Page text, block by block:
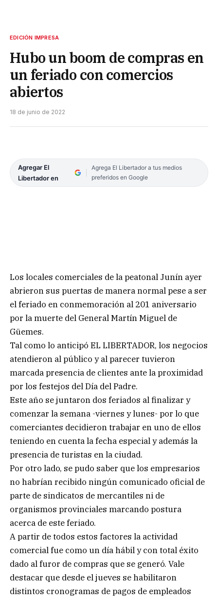
EDICIÓN IMPRESA
Hubo un boom de compras en
un feriado con comercios
abiertos
18 de junio de 2022
Agregar El
Libertador en
Agrega El Libertador a tus medios
preferidos en Google
Los locales comerciales de la peatonal Junín ayer
abrieron sus puertas de manera normal pese a ser
el feriado en conmemoración al 201 aniversario
por la muerte del General Martín Miguel de
Güemes.
Tal como lo anticipó EL LIBERTADOR, los negocios
atendieron al público y al parecer tuvieron
marcada presencia de clientes ante la proximidad
por los festejos del Día del Padre.
Este año se juntaron dos feriados al finalizar y
comenzar la semana -viernes y lunes- por lo que
comerciantes decidieron trabajar en uno de ellos
teniendo en cuenta la fecha especial y además la
presencia de turistas en la ciudad.
Por otro lado, se pudo saber que los empresarios
no habrían recibido ningún comunicado oficial de
parte de sindicatos de mercantiles ni de
organismos provinciales marcando postura
acerca de este feriado.
A partir de todos estos factores la actividad
comercial fue como un día hábil y con total éxito
dado al furor de compras que se generó. Vale
destacar que desde el jueves se habilitaron
distintos cronogramas de pagos de empleados